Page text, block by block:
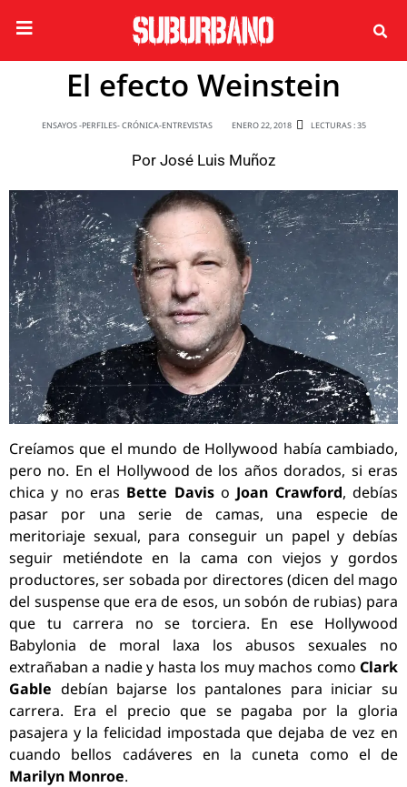
El efecto Weinstein
ENSAYOS -PERFILES- CRÓNICA-ENTREVISTAS ENERO 22, 2018 LECTURAS : 35
Por José Luis Muñoz
Creíamos que el mundo de Hollywood había cambiado,
pero no. En el Hollywood de los años dorados, si eras
chica y no eras Bette Daviso Joan Crawford, debías
pasar por una serie de camas, una especie de
meritoriaje sexual, para conseguir un papel y debías
seguir metiéndote en la cama con viejos y gordos
productores, ser sobada por directores (dicen del mago
del suspense que era de esos, un sobón de rubias) para
que tu carrera no se torciera. En ese Hollywood
Babylonia de moral laxa los abusos sexuales no
extrañaban a nadie y hasta los muy machos como Clark
Gable debían bajarse los pantalones para iniciar su
carrera. Era el precio que se pagaba por la gloria
pasajera y la felicidad impostada que dejaba de vez en
cuando bellos cadáveres en la cuneta como el de
Marilyn Monroe.